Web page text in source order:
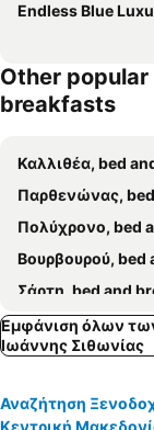
Endless Blue
Other
breakfasts
Καλλιθέα, bed and
Παρθενώνας, bed
Πολύχρονο, bed
Βουρβουρού, bed
Σάρτη, bed and
Καλαμίτσι, bed
Άφυτος, bed and
Πολύγυρος, bed and
Εμφάνιση όλων
Ιωάννης Σιθωνίας
Αναζήτηση